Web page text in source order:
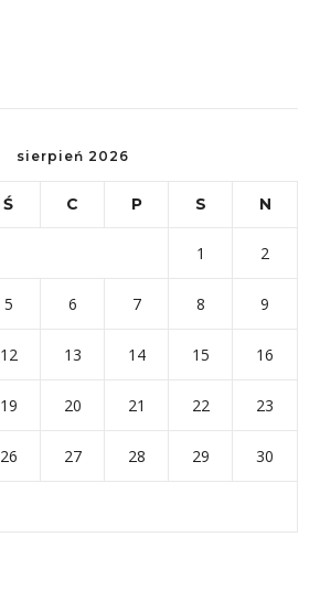
sierpień 2026
Ś C P S N
1 2
5 6 7 8 9
12 13 14 15 16
19 20 21 22 23
26 27 28 29 30